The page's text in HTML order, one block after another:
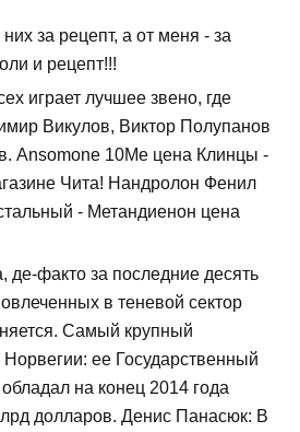
за рецепт, а от меня - за
и рецепт!!!
играет лучшее звено, где
Викулов, Виктор Полупанов
Ansomone 10Me цена Клинцы -
Чита! Нандролон Фенил
- Метандиенон цена
факто за последние десять
в теневой сектор
Самый крупный
ее Государственный
на конец 2014 года
долларов. Денис Панасюк: В